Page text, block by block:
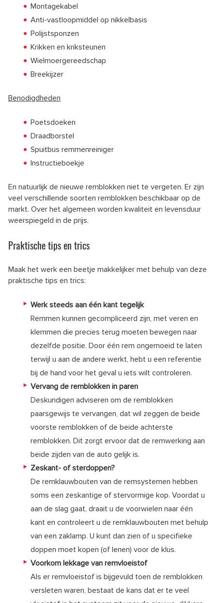
Montagekabel
Anti-vastloopmiddel op nikkelbasis
Polijstsponzen
Krikken en kriksteunen
Wielmoergereedschap
Breekijzer
Benodigdheden
Poetsdoeken
Draadborstel
Spuitbus remmenreiniger
Instructieboekje
En natuurlijk de nieuwe remblokken niet te vergeten. Er zijn
veel verschillende soorten remblokken beschikbaar op de
markt. Over het algemeen worden kwaliteit en levensduur
weerspiegeld in de prijs.
Praktische tips en trics
Maak het werk een beetje makkelijker met behulp van deze
praktische tips en trics:
Werk steeds aan één kant tegelijk
Remmen kunnen gecompliceerd zijn, met veren en
klemmen die precies terug moeten bewegen naar
dezelfde positie. Door één rem ongemoeid te laten
terwijl u aan de andere werkt, hebt u een referentie
bij de hand voor het geval u iets wilt controleren.
Vervang de remblokken in paren
Deskundigen adviseren om de remblokken
paarsgewijs te vervangen, dat wil zeggen de beide
voorste remblokken of de beide achterste
remblokken. Dit zorgt ervoor dat de remwerking aan
beide zijden van de auto gelijk is.
Zeskant- of sterdoppen?
De remklauwbouten van de remsystemen hebben
soms een zeskantige of stervormige kop. Voordat u
aan de slag gaat, draait u de voorwielen naar één
kant en controleert u de remklauwbouten met behulp
van een zaklamp. U kunt dan zien of u specifieke
doppen moet kopen (of lenen) voor de klus.
Voorkom lekkage van remvloeistof
Als er remvloeistof is bijgevuld toen de remblokken
versleten waren, bestaat de kans dat er te veel